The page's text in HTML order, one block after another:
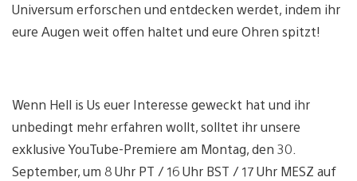
Universum erforschen und entdecken werdet, indem ihr
eure Augen weit offen haltet und eure Ohren spitzt!
Wenn Hell is Us euer Interesse geweckt hat und ihr
unbedingt mehr erfahren wollt, solltet ihr unsere
exklusive YouTube-Premiere am Montag, den 30.
September, um 8 Uhr PT / 16 Uhr BST / 17 Uhr MESZ auf